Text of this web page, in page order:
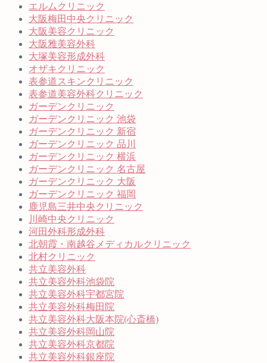
エルムクリニック
大阪梅田中央クリニック
大阪美容クリニック
大阪雅美容外科
大塚美容形成外科
オザキクリニック
表参道スキンクリニック
表参道美容外科クリニック
ガーデンクリニック
ガーデンクリニック 池袋
ガーデンクリニック 新宿
ガーデンクリニック 品川
ガーデンクリニック 横浜
ガーデンクリニック 名古屋
ガーデンクリニック 大阪
ガーデンクリニック 福岡
鹿児島三井中央クリニック
川崎中央クリニック
河田外科形成外科
北朝霞・南越谷メディカルクリニック
北村クリニック
共立美容外科
共立美容外科池袋院
共立美容外科宇都宮院
共立美容外科梅田院
共立美容外科大阪本院(心斎橋)
共立美容外科岡山院
共立美容外科京都院
共立美容外科銀座院